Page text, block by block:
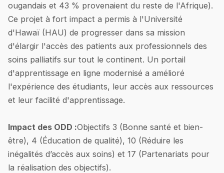
ougandais et 43 % provenaient du reste de l'Afrique).
Ce projet à fort impact a permis à l'Université
d'Hawaï (HAU) de progresser dans sa mission
d'élargir l'accès des patients aux professionnels des
soins palliatifs sur tout le continent. Un portail
d'apprentissage en ligne modernisé a amélioré
l'expérience des étudiants, leur accès aux ressources
et leur facilité d'apprentissage.
Impact des ODD :Objectifs 3 (Bonne santé et bien-
être), 4 (Éducation de qualité), 10 (Réduire les
inégalités d’accès aux soins) et 17 (Partenariats pour
la réalisation des objectifs).